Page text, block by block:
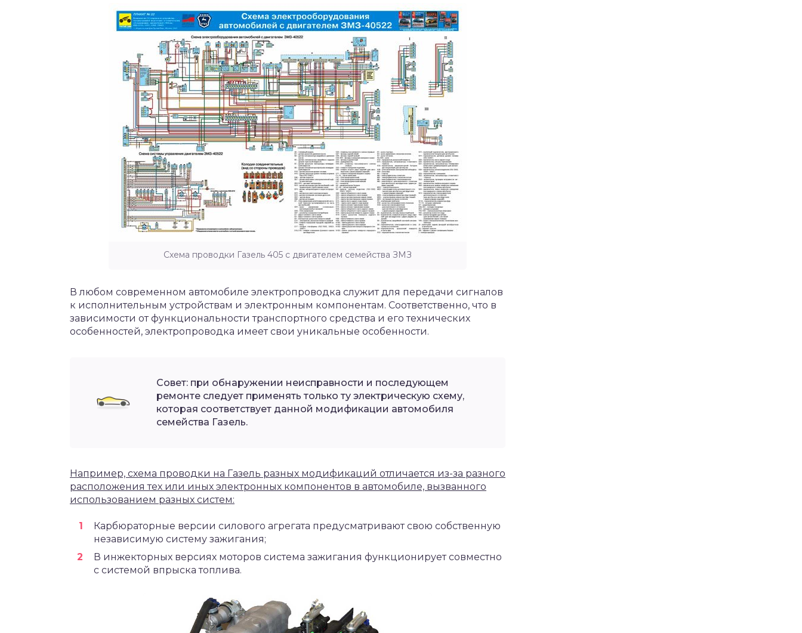
Схема проводки Газель 405 с двигателем семейства ЗМЗ
В любом современном автомобиле электропроводка служит для передачи сигналов
к исполнительным устройствам и электронным компонентам. Соответственно, что в
зависимости от функциональности транспортного средства и его технических
особенностей, электропроводка имеет свои уникальные особенности.
Совет: при обнаружении неисправности и последующем
ремонте следует применять только ту электрическую схему,
которая соответствует данной модификации автомобиля
семейства Газель.
Например, схема проводки на Газель разных модификаций отличается из-за разного
расположения тех или иных электронных компонентов в автомобиле, вызванного
использованием разных систем:
Карбюраторные версии силового агрегата предусматривают свою собственную
независимую систему зажигания;
В инжекторных версиях моторов система зажигания функционирует совместно
с системой впрыска топлива.